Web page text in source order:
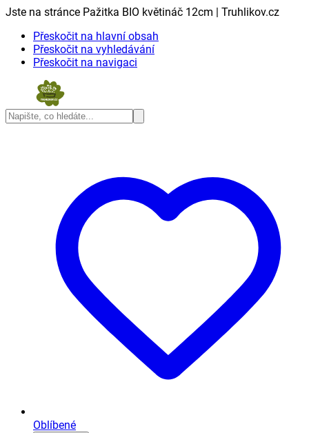
Jste na stránce Pažitka BIO květináč 12cm | Truhlikov.cz
Přeskočit na hlavní obsah
Přeskočit na vyhledávání
Přeskočit na navigaci
Oblíbené